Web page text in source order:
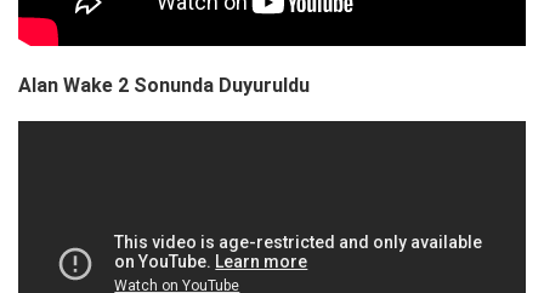
Alan Wake 2 Sonunda Duyuruldu